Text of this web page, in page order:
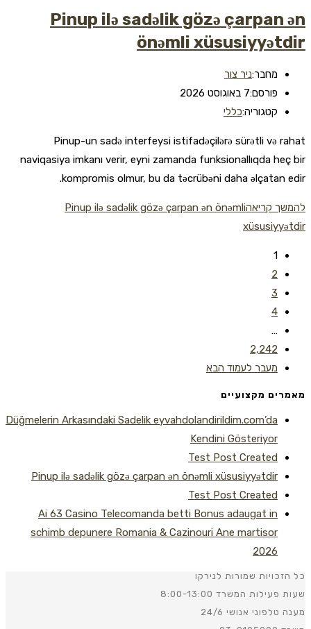
Pinup ilə sadəlik gözə çarpan ən
önəmli xüsusiyyətdir
מחבר:ניר צור
פורסם:7 באוגוסט 2026
קטגוריה:כללי
Pinup-un sadə interfeysi istifadəçilərə sürətli və rahat
naviqasiya imkanı verir, eyni zamanda funksionallıqda heç bir
kompromis olmur, bu da təcrübəni daha əlçatan edir.
להמשך קריאהPinup ilə sadəlik gözə çarpan ən önəmli
xüsusiyyətdir
1
2
3
4
…
2,242
מעבר לעמוד הבא
מאמרים מקצועיים
Düğmelerin Arkasındaki Sadelik eyvahdolandirildim.com’da
Kendini Gösteriyor
Test Post Created
Pinup ilə sadəlik gözə çarpan ən önəmli xüsusiyyətdir
Test Post Created
Ai 63 Casino Telecomanda betti Bonus adaugat in
schimb depunere Romania & Cazinouri Ane martisor
2026
כל הזכויות שמורות לנירקו
שעות פעילות המשרד 8:00-13:00
מענה טלפוני אנושי 24/6